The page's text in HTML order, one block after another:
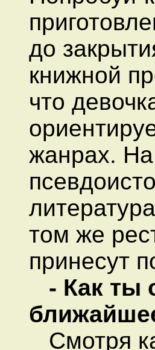
до
книжной
что
жанрах. На
том же
принесут
- Как ты
Смотря